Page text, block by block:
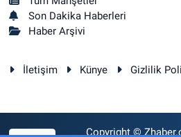
Son Dakika Haberleri
Haber Arşivi
İletişim Künye Gizlilik
Copyright ©